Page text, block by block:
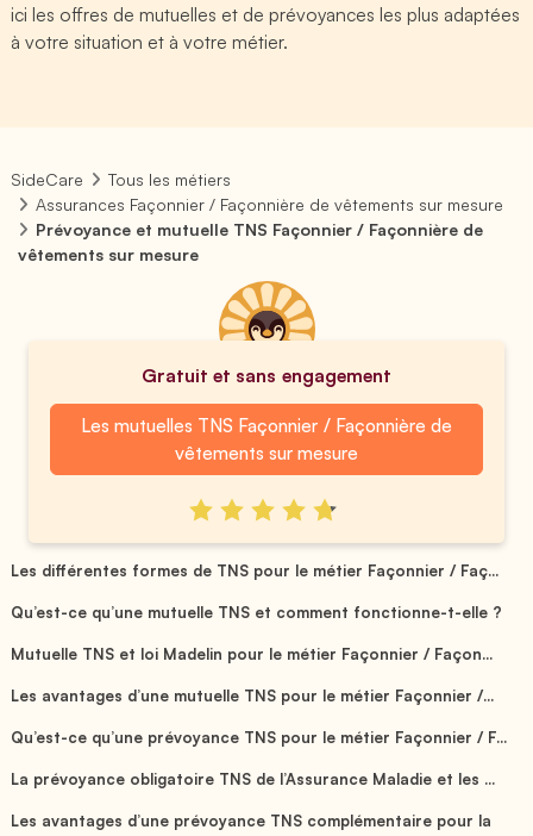
ici les offres de mutuelles et de prévoyances les plus adaptées
à votre situation et à votre métier.
SideCare
Tous les métiers
Assurances Façonnier / Façonnière de vêtements sur mesure
Prévoyance et mutuelle TNS Façonnier / Façonnière de
vêtements sur mesure
Gratuit et sans engagement
Les mutuelles TNS Façonnier / Façonnière de
vêtements sur mesure
Les différentes formes de TNS pour le métier Façonnier / Faç...
Qu’est-ce qu’une mutuelle TNS et comment fonctionne-t-elle ?
Mutuelle TNS et loi Madelin pour le métier Façonnier / Façon...
Les avantages d’une mutuelle TNS pour le métier Façonnier /...
Qu’est-ce qu’une prévoyance TNS pour le métier Façonnier / F...
La prévoyance obligatoire TNS de l’Assurance Maladie et les ...
Les avantages d’une prévoyance TNS complémentaire pour la